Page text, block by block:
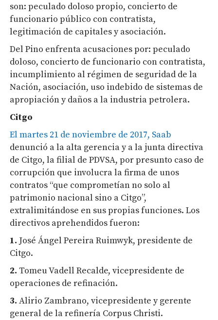
son: peculado doloso propio, concierto de
funcionario público con contratista,
legitimación de capitales y asociación.
Del Pino enfrenta acusaciones por: peculado
doloso, concierto de funcionario con contratista,
incumplimiento al régimen de seguridad de la
Nación, asociación, uso indebido de sistemas de
apropiación y daños a la industria petrolera.
Citgo
El martes 21 de noviembre de 2017, Saab
denunció a la alta gerencia y a la junta directiva
de Citgo, la filial de PDVSA, por presunto caso de
corrupción que involucra la firma de unos
contratos “que comprometían no solo al
patrimonio nacional sino a Citgo”,
extralimitándose en sus propias funciones. Los
directivos aprehendidos fueron:
1. José Ángel Pereira Ruimwyk, presidente de
Citgo.
2. Tomeu Vadell Recalde, vicepresidente de
operaciones de refinación.
3. Alirio Zambrano, vicepresidente y gerente
general de la refinería Corpus Christi.